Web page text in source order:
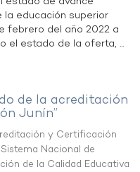
educación superior
febrero del año 2022 a
el estado de la oferta, ...
de la acreditación
Junín”
y Certificación
Sistema Nacional de
de la Calidad Educativa